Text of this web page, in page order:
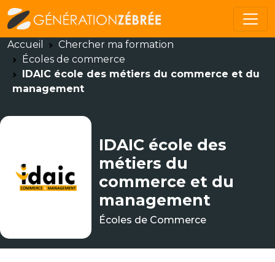
Accueil
Chercher ma formation
Écoles de commerce
IDAIC école des métiers du commerce et du
management
IDAIC école des
métiers du
commerce et du
management
Écoles de Commerce